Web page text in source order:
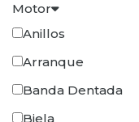
Motor
Anillos
Arranque
Banda Dentada
Biela